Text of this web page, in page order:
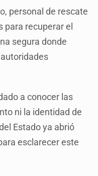
personal de rescate
recuperar el
segura donde
a conocer las
ni la identidad de
Estado ya abrió
esclarecer este